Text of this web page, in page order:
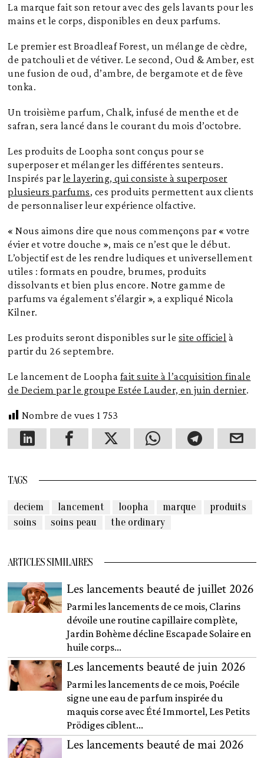
La marque fait son retour avec des gels lavants pour les
mains et le corps, disponibles en deux parfums.
Le premier est Broadleaf Forest, un mélange de cèdre,
de patchouli et de vétiver. Le second, Oud & Amber, est
une fusion de oud, d’ambre, de bergamote et de fève
tonka.
Un troisième parfum, Chalk, infusé de menthe et de
safran, sera lancé dans le courant du mois d’octobre.
Les produits de Loopha sont conçus pour se
superposer et mélanger les différentes senteurs.
Inspirés par le layering, qui consiste à superposer
plusieurs parfums, ces produits permettent aux clients
de personnaliser leur expérience olfactive.
« Nous aimons dire que nous commençons par « votre
évier et votre douche », mais ce n’est que le début.
L’objectif est de les rendre ludiques et universellement
utiles : formats en poudre, brumes, produits
dissolvants et bien plus encore. Notre gamme de
parfums va également s’élargir », a expliqué Nicola
Kilner.
Les produits seront disponibles sur le site officiel à
partir du 26 septembre.
Le lancement de Loopha fait suite à l’acquisition finale
de Deciem par le groupe Estée Lauder, en juin dernier.
Nombre de vues 1 753
TAGS
deciem lancement loopha marque
produits
soins
soins peau the ordinary
ARTICLES SIMILAIRES
Les lancements beauté de juillet 2026
Parmi les lancements de ce mois, Clarins
dévoile une routine capillaire complète,
Jardin Bohème décline Escapade Solaire en
huile corps...
Les lancements beauté de juin 2026
Parmi les lancements de ce mois, Poécile
signe une eau de parfum inspirée du
maquis corse avec Été Immortel, Les Petits
Prödiges ciblent...
Les lancements beauté de mai 2026